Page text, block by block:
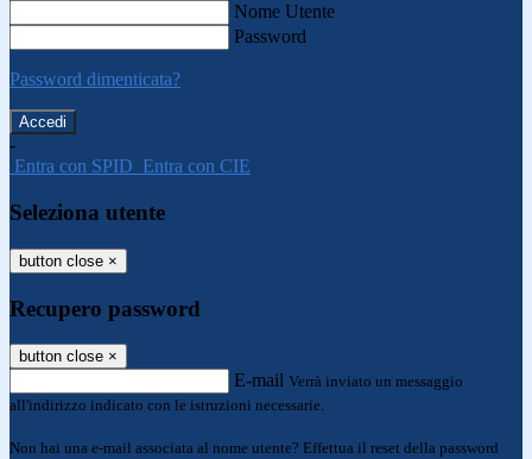
Nome Utente
Password
Password dimenticata?
-
Entra con SPID Entra con CIE
Seleziona utente
button close ×
Recupero password
button close ×
E-mail Verrà inviato un messaggio
all'indirizzo indicato con le istruzioni necessarie.
Non hai una e-mail associata al nome utente? Effettua il reset della password